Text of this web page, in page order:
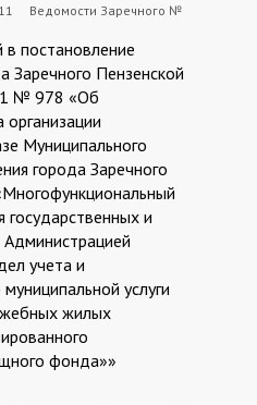
Ведомости Заречного №
постановление
Заречного Пензенской
№ 978 «Об
Муниципального
города Заречного
государственных и
Администрацией
учета и
услуги
жилых
фонда»»